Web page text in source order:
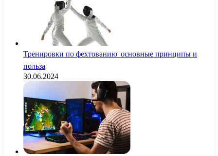
Тренировки по фехтованию: основные принципы и
польза
30.06.2024